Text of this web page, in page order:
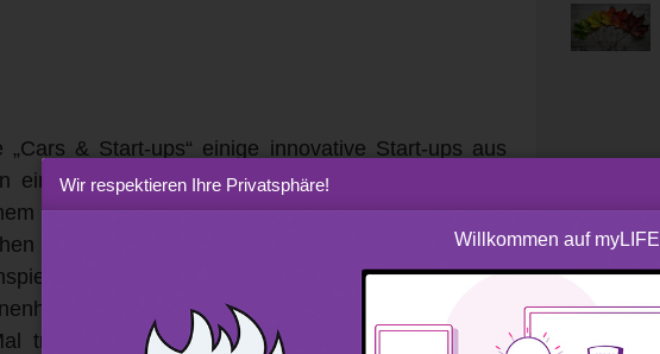
& Start-ups“ einige innovative Start-ups aus
einem Interview, das jeweils in Gegenwart eines
bekannten Film oder einer bekannten Serie
Abenteuern teilhaben. Das Fahrzeug ist dabei
auf die Zusammensetzung des Start-up-
Persönlichkeiten, kulturellen Bezügen und
treffen wir Homayoun Madjrouh, Chairman und
Wir respektieren Ihre Privatsphäre!
Willkommen auf myLIFE